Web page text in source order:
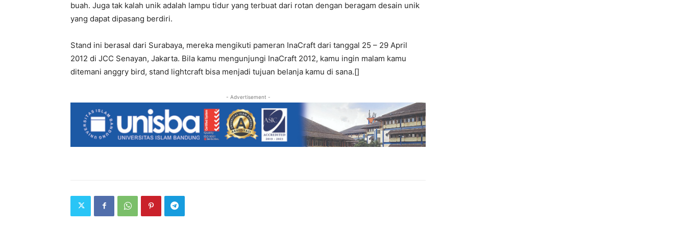
buah. Juga tak kalah unik adalah lampu tidur yang terbuat dari rotan dengan beragam desain unik
yang dapat dipasang berdiri.
Stand ini berasal dari Surabaya, mereka mengikuti pameran InaCraft dari tanggal 25 – 29 April
2012 di JCC Senayan, Jakarta. Bila kamu mengunjungi InaCraft 2012, kamu ingin malam kamu
ditemani anggry bird, stand lightcraft bisa menjadi tujuan belanja kamu di sana.[]
- Advertisement -